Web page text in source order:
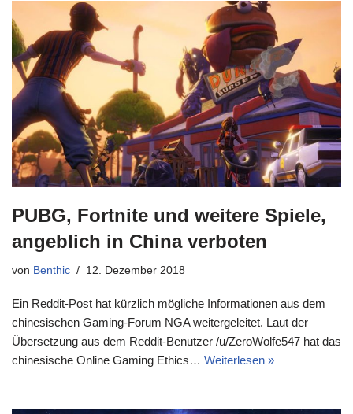
PUBG, Fortnite und weitere Spiele,
angeblich in China verboten
von Benthic 12. Dezember 2018
Ein Reddit-Post hat kürzlich mögliche Informationen aus dem
chinesischen Gaming-Forum NGA weitergeleitet. Laut der
Übersetzung aus dem Reddit-Benutzer /u/ZeroWolfe547 hat das
chinesische Online Gaming Ethics… Weiterlesen »